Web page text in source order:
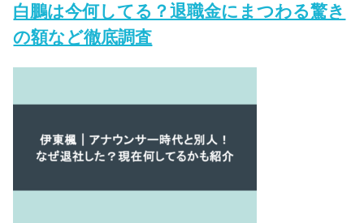
白鵬は今何してる？退職金にまつわる驚き
の額など徹底調査